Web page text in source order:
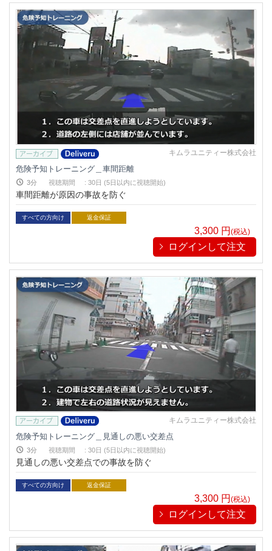
キムラユニティー株式会社
危険予知トレーニング＿車間距離
3分 視聴期間 : 30日 (5日以内に視聴開始)
車間距離が原因の事故を防ぐ
すべての方向け 返金保証
3,300 円(税込)
ログインして注文
キムラユニティー株式会社
危険予知トレーニング＿見通しの悪い交差点
3分 視聴期間 : 30日 (5日以内に視聴開始)
見通しの悪い交差点での事故を防ぐ
すべての方向け 返金保証
3,300 円(税込)
ログインして注文